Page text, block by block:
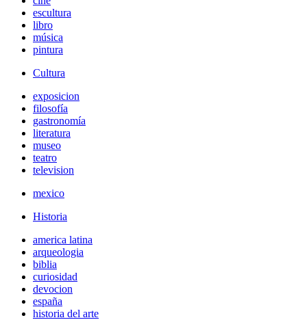
escultura
libro
música
pintura
Cultura
exposicion
filosofía
gastronomía
literatura
museo
teatro
television
mexico
Historia
america latina
arqueologia
biblia
curiosidad
devocion
españa
historia del arte